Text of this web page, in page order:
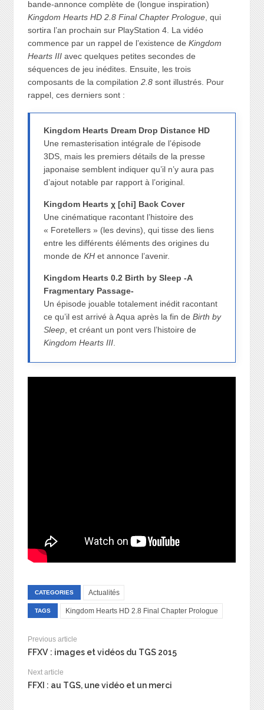
bande-annonce complète de (longue inspiration)
Kingdom Hearts HD 2.8 Final Chapter Prologue, qui
sortira l’an prochain sur PlayStation 4. La vidéo
commence par un rappel de l’existence de Kingdom
Hearts IIIavec quelques petites secondes de
séquences de jeu inédites. Ensuite, les trois
composants de la compilation 2.8sont illustrés. Pour
rappel, ces derniers sont :
Kingdom Hearts Dream Drop Distance HD
Une remasterisation intégrale de l’épisode
3DS, mais les premiers détails de la presse
japonaise semblent indiquer qu’il n’y aura pas
d’ajout notable par rapport à l’original.
Kingdom Hearts χ [chi] Back Cover
Une cinématique racontant l’histoire des
« Foretellers » (les devins), qui tisse des liens
entre les différents éléments des origines du
monde deKH et annonce l’avenir.
Kingdom Hearts 0.2 Birth by Sleep -A
Fragmentary Passage-
Un épisode jouable totalement inédit racontant
ce qu’il est arrivé à Aqua après la fin deBirth by
Sleep, et créant un pont vers l’histoire de
Kingdom Hearts III.
CATEGORIES Actualités
TAGS Kingdom Hearts HD 2.8 Final Chapter Prologue
Previous article
FFXV : images et vidéos du TGS 2015
Next article
FFXI : au TGS, une vidéo et un merci